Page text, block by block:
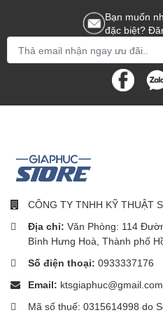
sẽ tự động bật theo các mức
Điều khiển từ xa
nhấn có chỉ dẫn
điều chỉnh chức
Lồng quạt có thể
việc làm sạch,
cánh quạt đơn
Bạn muốn
đặc biệt?
CÔNG TY TNHH KỸ THUẬT
Địa chỉ: Văn Phòng: 114
Bình Hưng Hoà, Thành phố
Số điện thoại: 0933337176
Email: ktsgiaphuc@gmail.com
Mã số thuế: 0315614998 do